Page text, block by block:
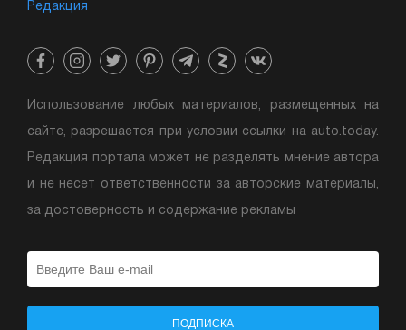
Редакция
Использование любых материалов, размещенных на
сайте, разрешается при условии ссылки на auto.today.
Редакция портала может не разделять мнение автора
и не несет ответственности за авторские материалы,
за достоверность и содержание рекламы
ПОДПИСКА